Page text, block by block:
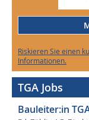
Riskieren Sie einen
Informationen.
TGA Jobs
Bauleiter:in